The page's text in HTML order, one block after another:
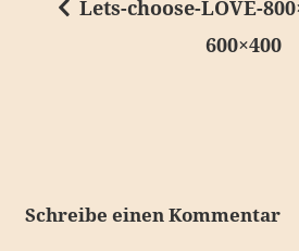
a
Lets-choose-LOVE-
600×400
Schreibe einen Kommentar